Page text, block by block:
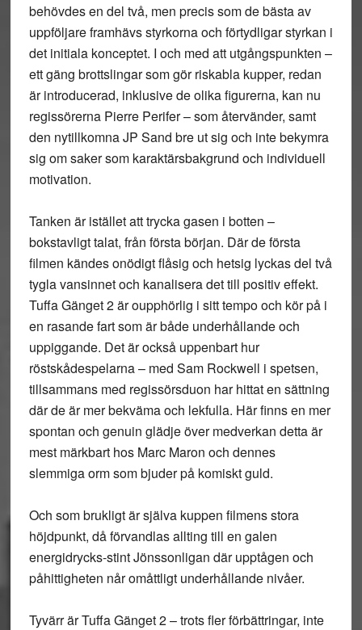
behövdes en del två, men precis som de bästa av
uppföljare framhävs styrkorna och förtydligar styrkan i
det initiala konceptet. I och med att utgångspunkten –
ett gäng brottslingar som gör riskabla kupper, redan
är introducerad, inklusive de olika figurerna, kan nu
regissörerna Pierre Perifer – som återvänder, samt
den nytillkomna JP Sand bre ut sig och inte bekymra
sig om saker som karaktärsbakgrund och individuell
motivation.
Tanken är istället att trycka gasen i botten –
bokstavligt talat, från första början. Där de första
filmen kändes onödigt flåsig och hetsig lyckas del två
tygla vansinnet och kanalisera det till positiv effekt.
Tuffa Gänget 2 är oupphörlig i sitt tempo och kör på i
en rasande fart som är både underhållande och
uppiggande. Det är också uppenbart hur
röstskådespelarna – med Sam Rockwell i spetsen,
tillsammans med regissörsduon har hittat en sättning
där de är mer bekväma och lekfulla. Här finns en mer
spontan och genuin glädje över medverkan detta är
mest märkbart hos Marc Maron och dennes
slemmiga orm som bjuder på komiskt guld.
Och som brukligt är själva kuppen filmens stora
höjdpunkt, då förvandlas allting till en galen
energidrycks-stint Jönssonligan där upptågen och
påhittigheten når omåttligt underhållande nivåer.
Tyvärr är Tuffa Gänget 2 – trots fler förbättringar, inte